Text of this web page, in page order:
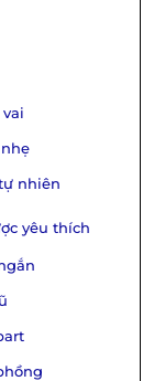
nhiên
yêu thích